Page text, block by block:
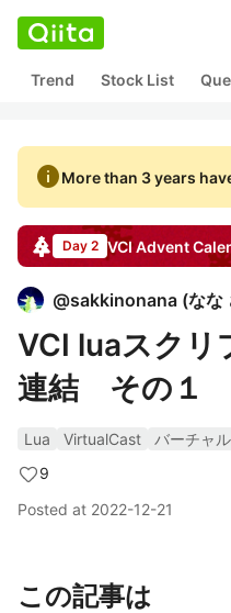
Trend Stock List
infoMore than 3 years
Day 2 VCIAdvent
@sakkinonana (なな
VCI luaスクリ
連結 その１
Lua VirtualCast バーチャ
9
Posted at 2022-12-21
この記事は